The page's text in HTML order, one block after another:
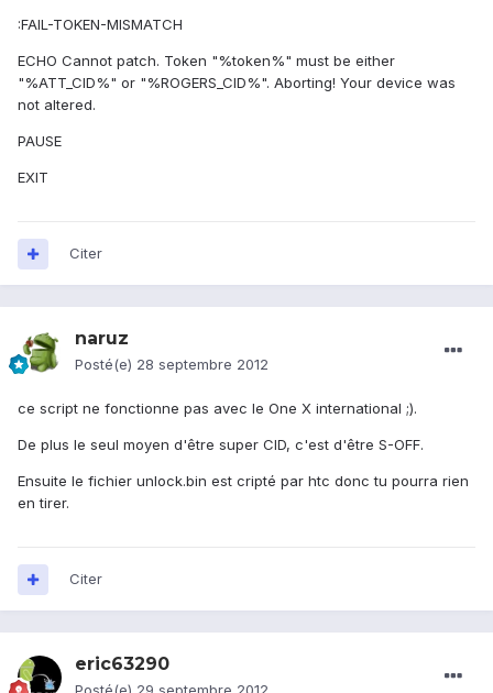
:FAIL-TOKEN-MISMATCH
ECHO Cannot patch. Token "%token%" must be either
"%ATT_CID%" or "%ROGERS_CID%". Aborting! Your device was
not altered.
PAUSE
EXIT
Citer
naruz
Posté(e) 28 septembre 2012
ce script ne fonctionne pas avec le One X international ;).
De plus le seul moyen d'être super CID, c'est d'être S-OFF.
Ensuite le fichier unlock.bin est cripté par htc donc tu pourra rien
en tirer.
Citer
eric63290